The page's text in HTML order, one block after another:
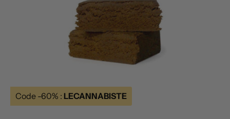
Code -60% : LECANNABISTE